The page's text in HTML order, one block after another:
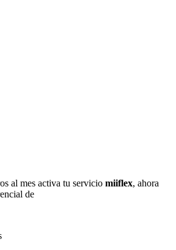
al mes activa tu servicio miiflex, ahora
de